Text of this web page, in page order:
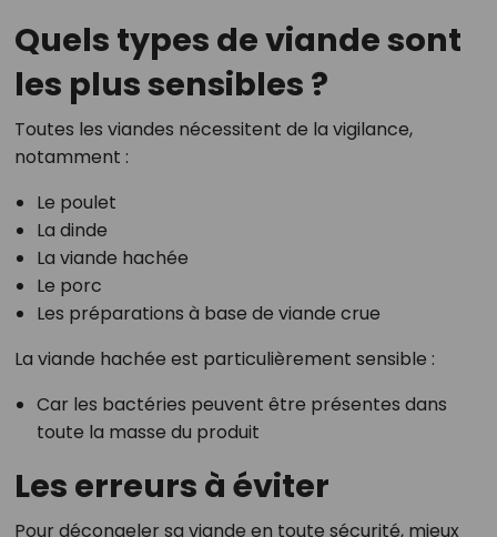
Quels types de viande sont
les plus sensibles ?
Toutes les viandes nécessitent de la vigilance,
notamment :
Le poulet
La dinde
La viande hachée
Le porc
Les préparations à base de viande crue
La viande hachée est particulièrement sensible :
Car les bactéries peuvent être présentes dans
toute la masse du produit
Les erreurs à éviter
Pour décongeler sa viande en toute sécurité, mieux